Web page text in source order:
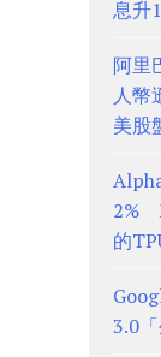
息升
阿里
人
美股
2%
的
3.0